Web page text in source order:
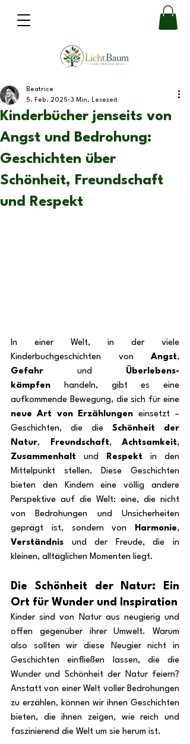
Kinderbücher jenseits von
Angst und Bedrohung:
Geschichten über
Schönheit, Freundschaft
und Respekt
Beatrice
5. Feb. 2025 3 Min. Lesezeit
In einer Welt, in der viele
Kinderbuchgeschichten von Angst
Gefahr und Überlebens-
kämpfen handeln, gibt es eine
neue Art von Erzählungen einsetzt –
Geschichten, die die Schönheit der
Natur, Freundschaft, Achtsamkeit
Zusammenhalt und Respekt in den
Mittelpunkt stellen. Diese Geschichten
bieten den Kindern eine völlig andere
Perspektive auf die Welt: eine, die nicht
von Bedrohungen und Unsicherheiten
geprägt ist, sondern von
Harmonie
Verständnis und der Freude, die in
kleinen, alltäglichen Momenten liegt.
Die Schönheit der Natur: Ein
Ort für Wunder und Inspiration
Kinder sind von Natur aus neugierig und
offen gegenüber ihrer Umwelt. Warum
also sollten wir diese Neugier nicht in
Geschichten einfließen lassen, die die
Wunder und Schönheit der Natur feiern?
Anstatt von einer Welt voller Bedrohungen
zu erzählen, können wir ihnen Geschichten
bieten, die ihnen zeigen, wie reich und
faszinierend die Welt um sie herum ist.